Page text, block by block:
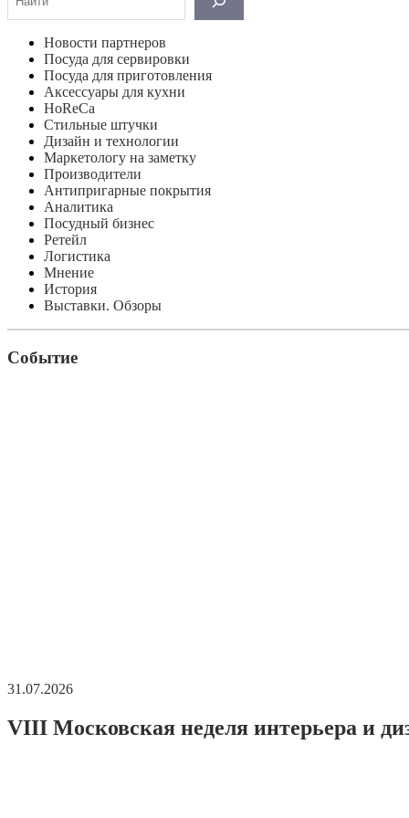
Новости партнеров
Посуда для сервировки
Посуда для приготовления
Аксессуары для кухни
HoReCa
Стильные штучки
Дизайн и технологии
Маркетологу на заметку
Производители
Антипригарные покрытия
Аналитика
Посудный бизнес
Ретейл
Логистика
Мнение
История
Выставки. Обзоры
Событие
31.07.2026
VIII Московская неделя интерьера и